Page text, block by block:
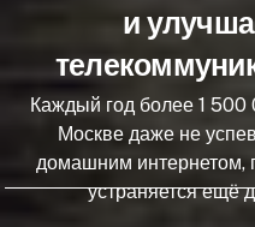
и
Каждый год более 1 500
Москве даже не
домашним интернетом,
устраняется ещё